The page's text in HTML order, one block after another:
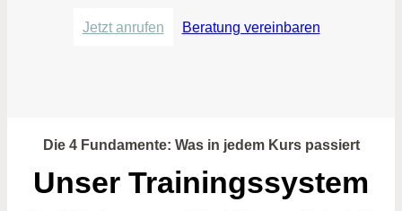
Jetzt anrufen Beratung vereinbaren
Die 4 Fundamente: Was in jedem Kurs passiert
Unser Trainingssystem